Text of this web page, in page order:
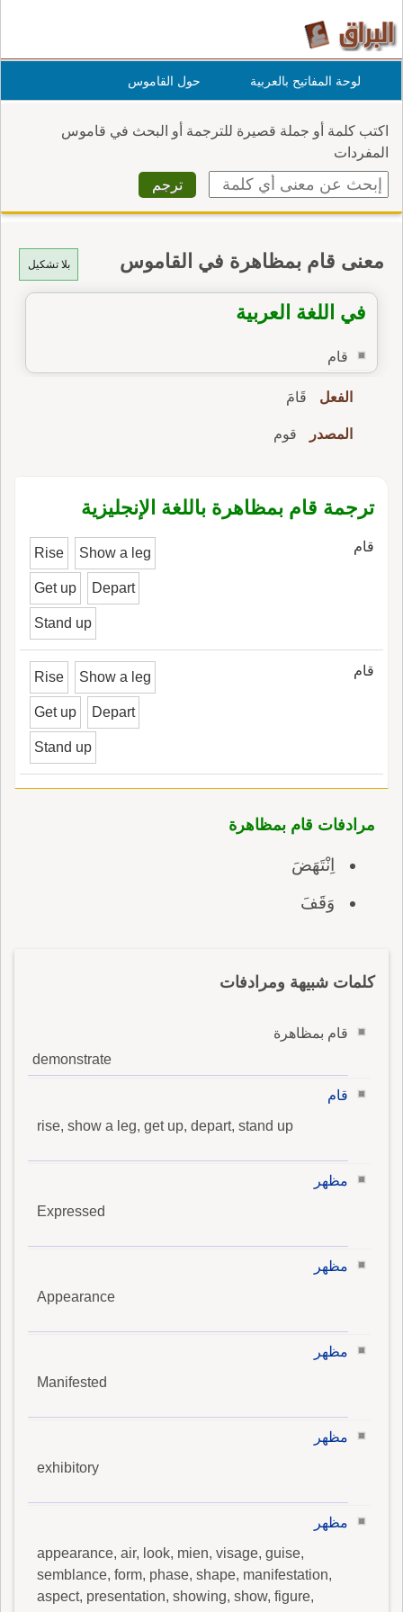
لوحة المفاتيح بالعربية حول القاموس
اكتب كلمة أو جملة قصيرة للترجمة أو البحث في قاموس
المفردات
بلا تشكيل معنى قام بمظاهرة في القاموس
في اللغة العربية
قام
الفعل قَامَ
المصدر قوم
ترجمة قام بمظاهرة باللغة الإنجليزية
قام Rise Show a leg
Get up Depart
Stand up
قام Rise Show a leg
Get up Depart
Stand up
مرادفات قام بمظاهرة
اِنْتَهَضَ
وَقَفَ
كلمات شبيهة ومرادفات
قام بمظاهرة
demonstrate
قام
rise, show a leg, get up, depart, stand up
مظهر
Expressed
مظهر
Appearance
مظهر
Manifested
مظهر
exhibitory
مظهر
appearance, air, look, mien, visage, guise,
semblance, form, phase, shape, manifestation,
aspect, presentation, showing, show, figure,